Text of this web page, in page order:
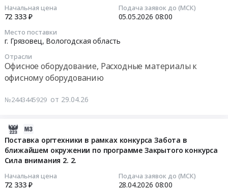
Начальная цена
72 333 ₽
Подача заявок до (МСК)
05.05.2026 08:00
Место поставки
г. Грязовец, Вологодская область
Отрасли
Офисное оборудование, Расходные материалы к
офисному оборудованию
№2443445929 от 29.04.26
Поставка оргтехники в рамках конкурса Забота в
ближайшем окружении по программе Закрытого конкурса
Сила внимания 2. 2.
Начальная цена
72 333 ₽
Подача заявок до (МСК)
28.04.2026 08:00